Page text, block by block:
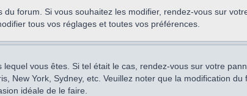
forum. Si vous souhaitez les modifier, rendez-vous sur
tous vos réglages et toutes vos préférences.
vous êtes. Si tel était le cas, rendez-vous sur votre
New York, Sydney, etc. Veuillez noter que la modification
idéale de le faire.